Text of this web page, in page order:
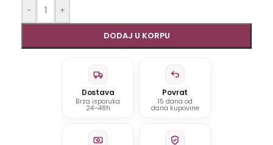
- +
DODAJ U KORPU
Dostava
Brza isporuka
24–48h
Povrat
15 dana od
dana kupovine